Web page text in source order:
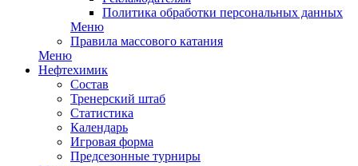
Политика обработки персональных данных
Меню
Правила массового катания
Меню
Нефтехимик
Состав
Тренерский штаб
Статистика
Календарь
Игровая форма
Предсезонные турниры